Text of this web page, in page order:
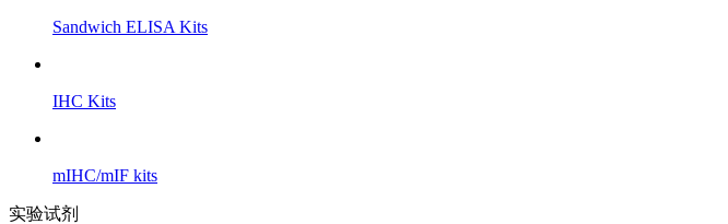
Sandwich ELISA Kits
IHC Kits
mIHC/mIF kits
实验试剂